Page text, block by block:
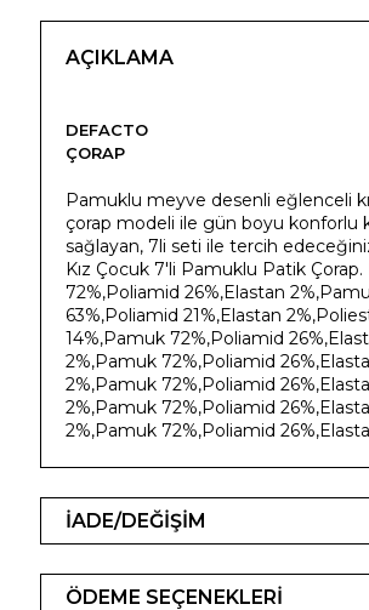
AÇIKLAMA
DEFACTO
ÇORAP
Pamuklu meyve desenli eğlenceli
çorap modeli ile gün boyu konforlu
sağlayan, 7li seti ile tercih
Kız Çocuk 7'li Pamuklu Patik
72%,Poliamid 26%,Elastan
63%,Poliamid 21%,Elastan
14%,Pamuk 72%,Poliamid
2%,Pamuk 72%,Poliamid
2%,Pamuk 72%,Poliamid
2%,Pamuk 72%,Poliamid
2%,Pamuk 72%,Poliamid
İADE/DEĞİŞİM
ÖDEME SEÇENEKLERİ